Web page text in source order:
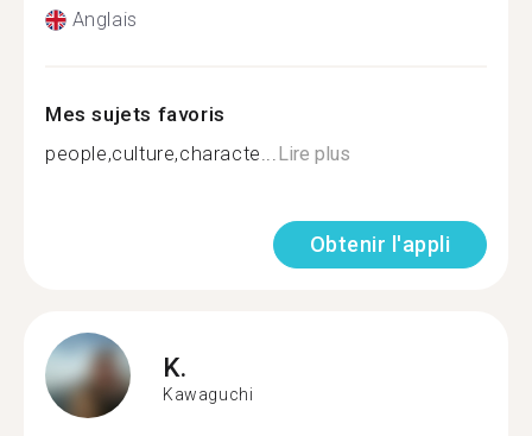
Anglais
Mes sujets favoris
people,culture,characte...Lire plus
Obtenir l'appli
K.
Kawaguchi